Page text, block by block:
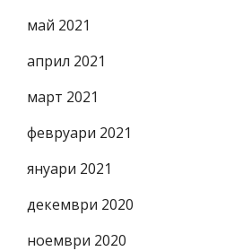
май 2021
април 2021
март 2021
февруари 2021
януари 2021
декември 2020
ноември 2020